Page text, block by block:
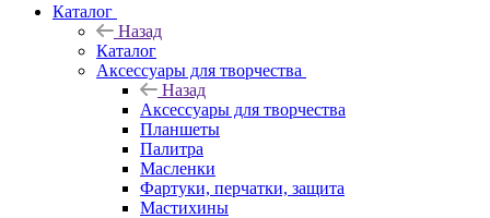
Каталог
Назад
Каталог
Аксессуары для творчества
Назад
Аксессуары для творчества
Планшеты
Палитра
Масленки
Фартуки, перчатки, защита
Мастихины